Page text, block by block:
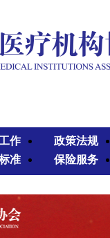
作 政策法规
准 保险服务